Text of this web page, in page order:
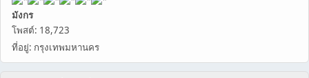
มังกร
โพสต์: 18,723
ที่อยู่: กรุงเทพมหานคร